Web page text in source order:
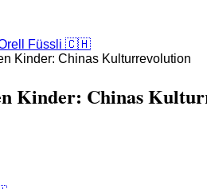
Füssli 🇨🇭
Kinder: Chinas